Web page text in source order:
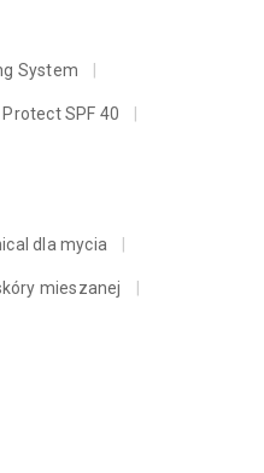
System
SPF 40
dla mycia
mieszanej